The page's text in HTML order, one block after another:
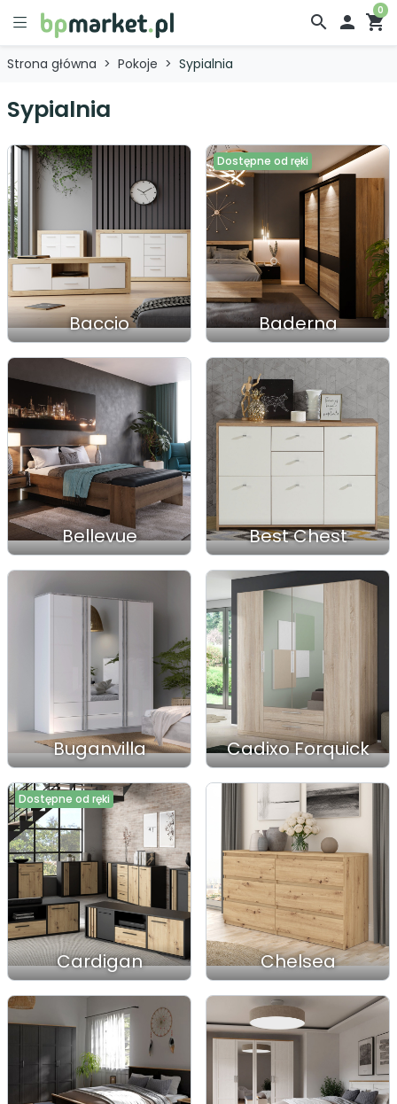
search  shopping_cart
0
Strona główna Pokoje Sypialnia
Sypialnia
Baccio
Dostępne od ręki
Baderna
Bellevue Best Chest
Buganvilla Cadixo Forquick
Dostępne od ręki
Cardigan Chelsea